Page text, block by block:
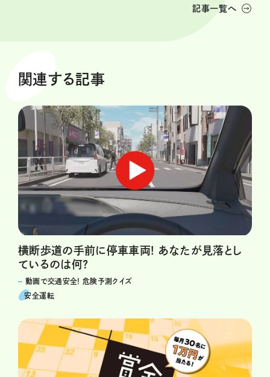
記事一覧へ
関連する記事
横断歩道の手前に停車車両! あなたが見落とし
ているのは何?
動画で交通安全! 危険予測クイズ
安全運転